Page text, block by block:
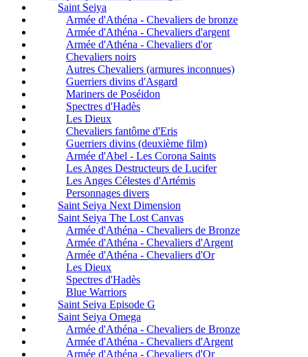
Saint Seiya
Armée d'Athéna - Chevaliers de bronze
Armée d'Athéna - Chevaliers d'argent
Armée d'Athéna - Chevaliers d'or
Chevaliers noirs
Autres Chevaliers (armures inconnues)
Guerriers divins d'Asgard
Mariners de Poséidon
Spectres d'Hadès
Les Dieux
Chevaliers fantôme d'Eris
Guerriers divins (deuxième film)
Armée d'Abel - Les Corona Saints
Les Anges Destructeurs de Lucifer
Les Anges Célestes d'Artémis
Personnages divers
Saint Seiya Next Dimension
Saint Seiya The Lost Canvas
Armée d'Athéna - Chevaliers de Bronze
Armée d'Athéna - Chevaliers d'Argent
Armée d'Athéna - Chevaliers d'Or
Les Dieux
Spectres d'Hadès
Blue Warriors
Saint Seiya Episode G
Saint Seiya Omega
Armée d'Athéna - Chevaliers de Bronze
Armée d'Athéna - Chevaliers d'Argent
Armée d'Athéna - Chevaliers d'Or